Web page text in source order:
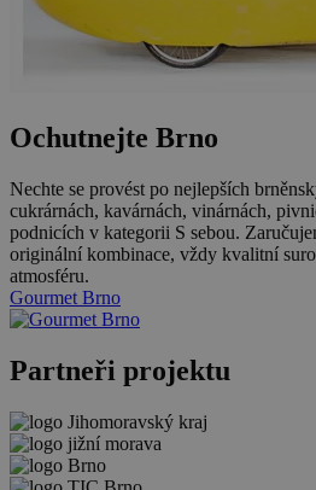
Ochutnejte Brno
Nechte se provést po nejlepších
cukrárnách, kavárnách, vinárnách,
podnicích v kategorii S sebou.
originální kombinace, vždy kvalitní
atmosféru.
Gourmet Brno
Partneři projektu